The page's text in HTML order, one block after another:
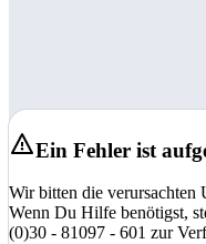
Ein Fehler ist
Wir bitten die verursachten
Wenn Du Hilfe benötigst,
(0)30 - 81097 - 601 zur